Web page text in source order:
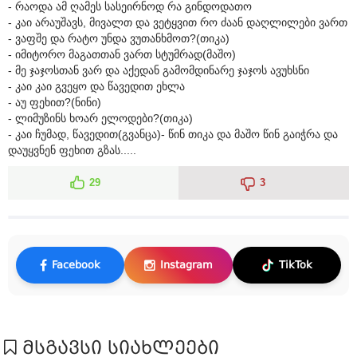
- რაოდა ამ ღამეს სასეირნოდ რა გინდოდათო
- კაი არაუშავს, მივალთ და ვეტყვით რო ძაან დაღლილები ვართ
- ვაფშე და რატო უნდა ვუთანხმოთ?(თიკა)
- იმიტორო მაგათთან ვართ სტუმრად(მაშო)
- მე ჯაჯოსთან ვარ და აქედან გამომდინარე ჯაჯოს ავუხსნი
- კაი კაი გვეყო და წავედით ეხლა
- აუ ფეხით?(ნინი)
- ლიმუზინს ხოარ ელოდები?(თიკა)
- კაი ჩუმად, წავედით(გვანცა)- წინ თიკა და მაშო წინ გაიჭრა და
დაუყვნენ ფეხით გზას.....
29 3
Facebook Instagram TikTok
მსგავსი სიახლეები